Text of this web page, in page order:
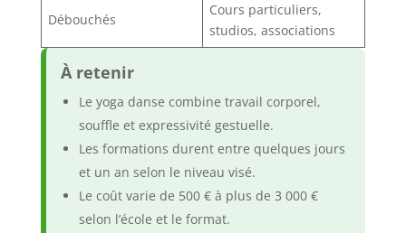
Débouchés
Cours particuliers,
studios, associations
À retenir
Le yoga danse combine travail corporel,
souffle et expressivité gestuelle.
Les formations durent entre quelques jours
et un an selon le niveau visé.
Le coût varie de 500 € à plus de 3 000 €
selon l’école et le format.